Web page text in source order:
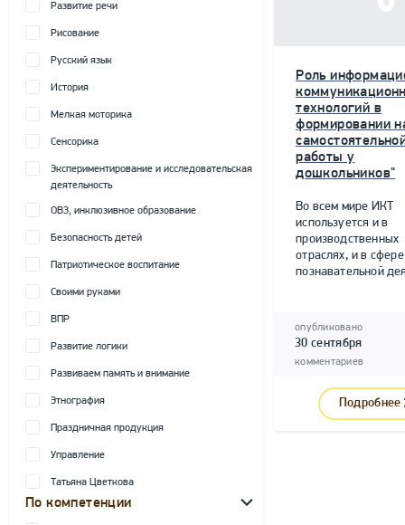
Развитие речи
Рисование
Русский язык
История
Мелкая моторика
Сенсорика
Экспериментирование и исследовательская
деятельность
ОВЗ, инклюзивное образование
Безопасность детей
Патриотическое воспитание
Своими руками
ВПР
Развитие логики
Развиваем память и внимание
Этнография
Праздничная продукция
Управление
Татьяна Цветкова
По компетенции
Роль
технологий в
формировании
работы у
дошкольников"
Во всем мире ИКТ
используется и в
производственных
отраслях, и в сфере
познавательной
опубликовано
30 сентября
комментариев
Подробнее